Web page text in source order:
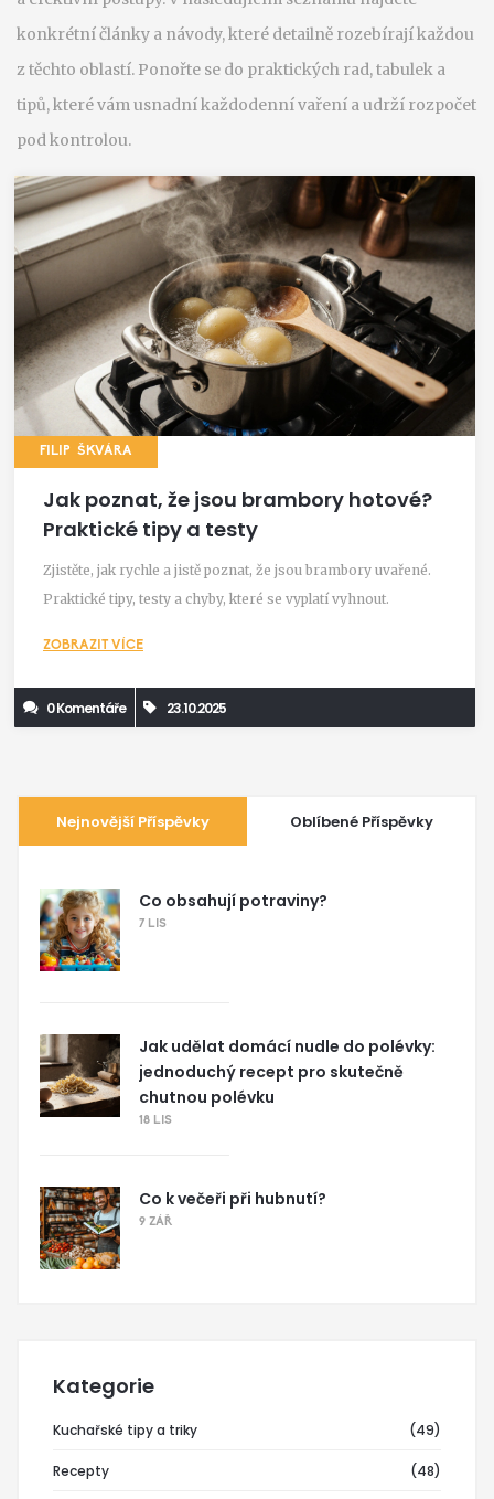
konkrétní články a návody, které detailně rozebírají každou
z těchto oblastí. Ponořte se do praktických rad, tabulek a
tipů, které vám usnadní každodenní vaření a udrží rozpočet
pod kontrolou.
FILIP ŠKVÁRA
Jak poznat, že jsou brambory hotové?
Praktické tipy a testy
Zjistěte, jak rychle a jistě poznat, že jsou brambory uvařené.
Praktické tipy, testy a chyby, které se vyplatí vyhnout.
ZOBRAZIT VÍCE
0 Komentáře 23.10.2025
Nejnovější Příspěvky Oblíbené Příspěvky
Co obsahují potraviny?
7 LIS
Jak udělat domácí nudle do polévky:
jednoduchý recept pro skutečně
chutnou polévku
18 LIS
Co k večeři při hubnutí?
9 ZÁŘ
Kategorie
Kuchařské tipy a triky (49)
Recepty (48)